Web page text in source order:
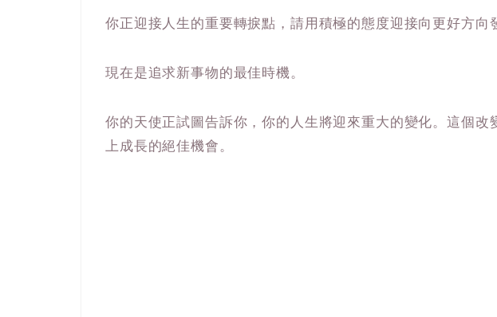
你正迎接人生的重要轉捩點，請用積極的態度迎接向更好方向
現在是追求新事物的最佳時機。
你的天使正試圖告訴你，你的人生將迎來重大的變化。這個改
上成長的絕佳機會。